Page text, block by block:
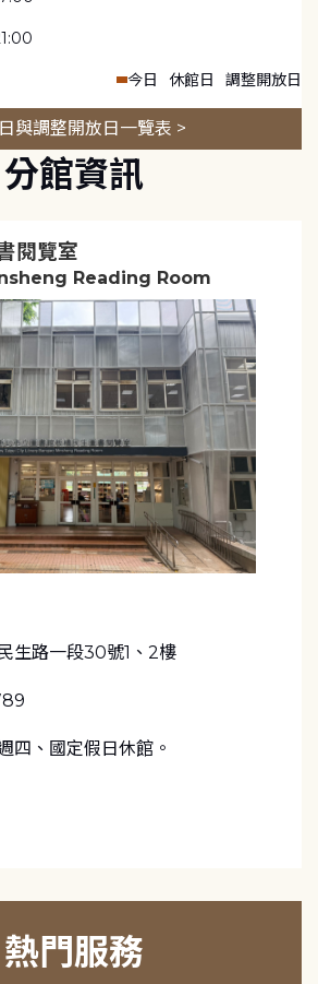
今日 休館日 調整開放日
與調整開放日一覽表 >
分館資訊
閱覽室
Reading Room
生路一段30號1、2樓
四、國定假日休館。
熱門服務